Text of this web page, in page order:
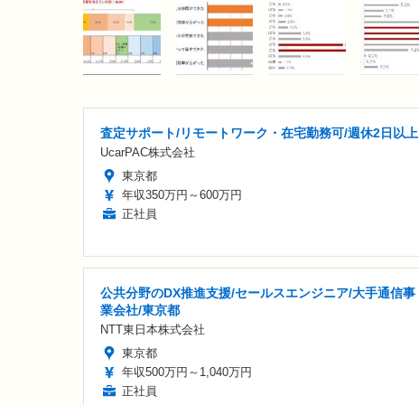
査定サポート/リモートワーク・在宅勤務可/週休2日以上
UcarPAC株式会社
東京都
年収350万円～600万円
正社員
公共分野のDX推進支援/セールスエンジニア/大手通信事
業会社/東京都
NTT東日本株式会社
東京都
年収500万円～1,040万円
正社員